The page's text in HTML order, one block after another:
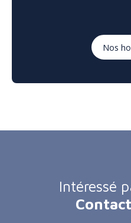
Nos
Intéressé